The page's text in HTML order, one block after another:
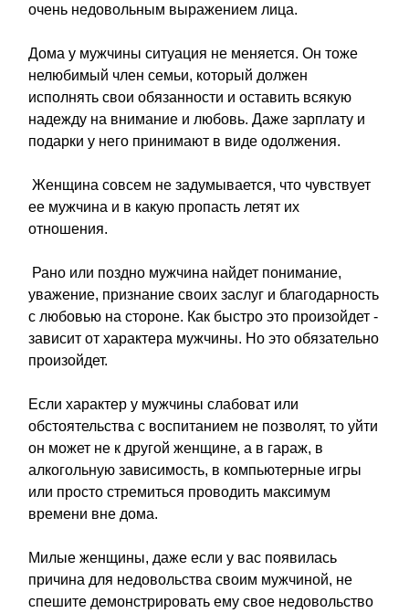
очень недовольным выражением лица.
Дома у мужчины ситуация не меняется. Он тоже
нелюбимый член семьи, который должен
исполнять свои обязанности и оставить всякую
надежду на внимание и любовь. Даже зарплату и
подарки у него принимают в виде одолжения.
Женщина совсем не задумывается, что чувствует
ее мужчина и в какую пропасть летят их
отношения.
Рано или поздно мужчина найдет понимание,
уважение, признание своих заслуг и благодарность
с любовью на стороне. Как быстро это произойдет -
зависит от характера мужчины. Но это обязательно
произойдет.
Если характер у мужчины слабоват или
обстоятельства с воспитанием не позволят, то уйти
он может не к другой женщине, а в гараж, в
алкогольную зависимость, в компьютерные игры
или просто стремиться проводить максимум
времени вне дома.
Милые женщины, даже если у вас появилась
причина для недовольства своим мужчиной, не
спешите демонстрировать ему свое недовольство